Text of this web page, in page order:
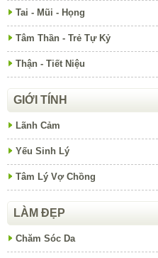
Tai - Mũi - Họng
Tâm Thần - Trẻ Tự Kỷ
Thận - Tiết Niệu
GIỚI TÍNH
Lãnh Cảm
Yếu Sinh Lý
Tâm Lý Vợ Chồng
LÀM ĐẸP
Chăm Sóc Da